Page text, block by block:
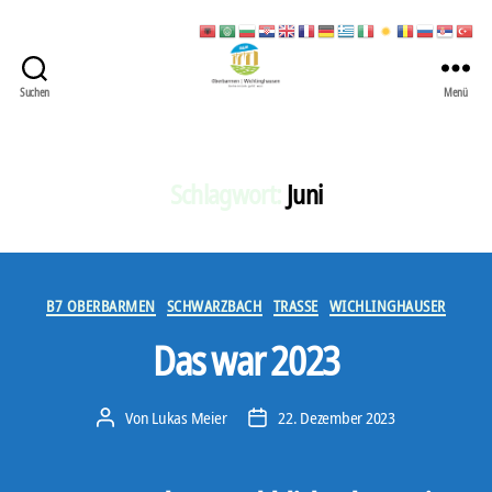
Suchen Menü
Juni
Kategorien
B7 OBERBARMEN SCHWARZBACH TRASSE WICHLINGHAUSER
Das war 2023
Beitragsautor
Von Lukas Meier Veröffentlichungsdatum
22. Dezember 2023